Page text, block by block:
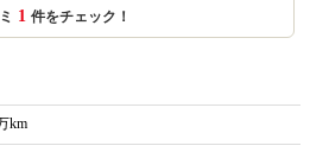
1 件をチェック！
km